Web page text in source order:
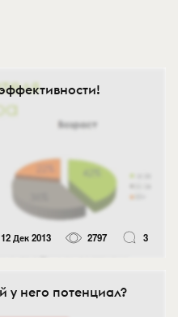
12 Дек 2013 2797 3
у него потенциал?